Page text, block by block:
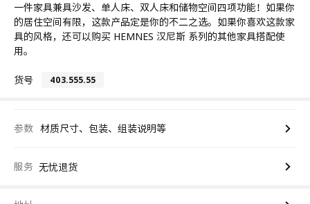
一件家具兼具沙发、单人床、双人床和储物空间四项功能！如果你
的居住空间有限，这款产品定是你的不二之选。如果你喜欢这款家
具的风格，还可以购买 HEMNES 汉尼斯 系列的其他家具搭配使
用。
货号 403.555.55
参数 材质尺寸、包装、组装说明等
服务 无忧退货